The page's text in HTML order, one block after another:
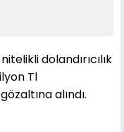
dolandırıcılık
Tl
alındı.